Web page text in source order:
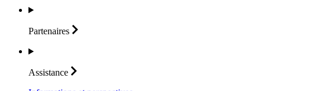
Partenaires
Assistance